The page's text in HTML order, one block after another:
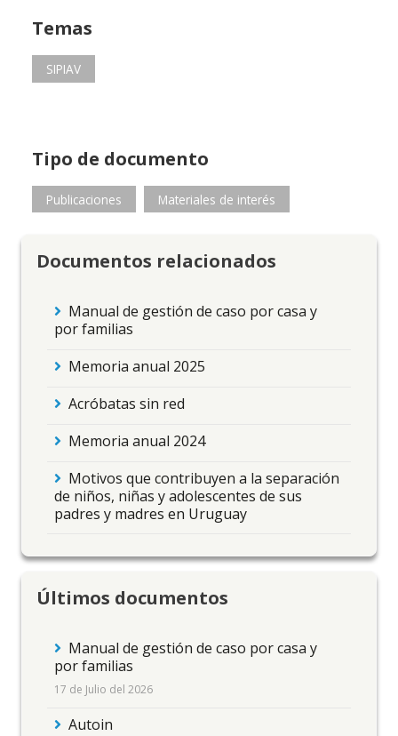
Temas
SIPIAV
Tipo de documento
Publicaciones Materiales de interés
Documentos relacionados
Manual de gestión de caso por casa y
por familias
Memoria anual 2025
Acróbatas sin red
Memoria anual 2024
Motivos que contribuyen a la separación
de niños, niñas y adolescentes de sus
padres y madres en Uruguay
Últimos documentos
Manual de gestión de caso por casa y
por familias
17 de Julio del 2026
Autoin